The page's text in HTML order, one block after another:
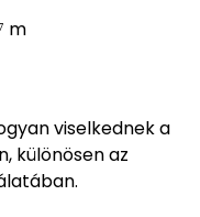
m
viselkednek a
különösen az